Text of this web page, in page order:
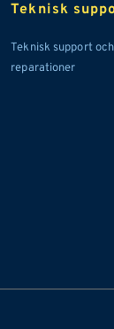
Teknisk
Teknisk support och
reparationer